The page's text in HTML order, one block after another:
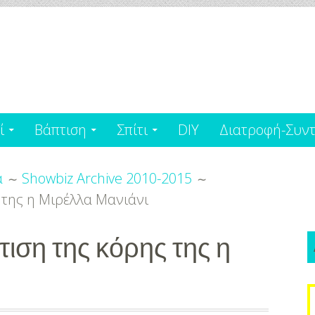
Βάπτιση Σπίτι DIY Διατροφή-
Showbiz Archive 2010-2015
η Μιρέλλα Μανιάνι
της κόρης της η